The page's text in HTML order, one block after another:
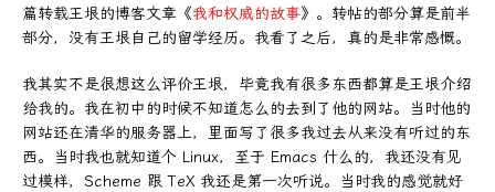
篇转载王垠的博客文章《我和权威的故事》。转帖的部分算是前半
部分，没有王垠自己的留学经历。我看了之后，真的是非常感慨。
我其实不是很想这么评价王垠，毕竟我有很多东西都算是王垠介绍
给我的。我在初中的时候不知道怎么的去到了他的网站。当时他的
网站还在清华的服务器上，里面写了很多我过去从来没有听过的东
西。当时我也就知道个 Linux，至于 Emacs 什么的，我还没有见
过模样，Scheme 跟 TeX 我还是第一次听说。当时我的感觉就好